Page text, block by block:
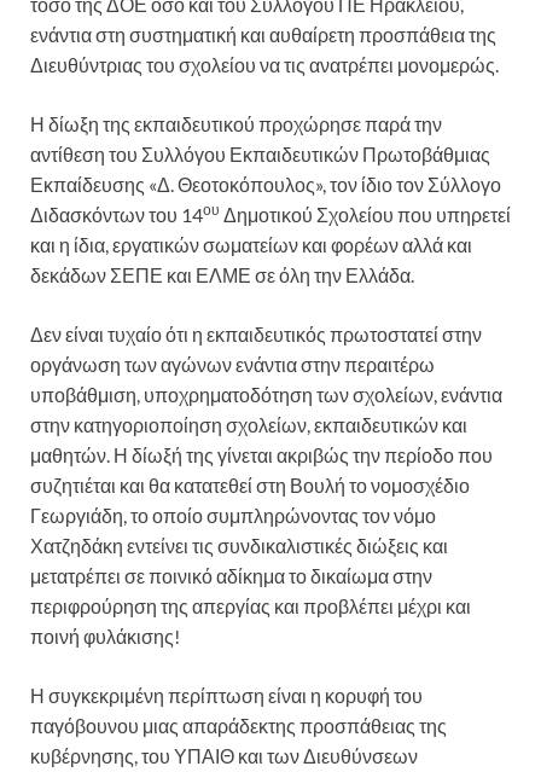
ενάντια στη συστηματική και αυθαίρετη προσπάθεια της
Διευθύντριας του σχολείου να τις ανατρέπει μονομερώς.
Η δίωξη της εκπαιδευτικού προχώρησε παρά την
αντίθεση του Συλλόγου Εκπαιδευτικών Πρωτοβάθμιας
Εκπαίδευσης «Δ. Θεοτοκόπουλος», τον ίδιο τον Σύλλογο
Διδασκόντων του 14ου Δημοτικού Σχολείου που υπηρετεί
και η ίδια, εργατικών σωματείων και φορέων αλλά και
δεκάδων ΣΕΠΕ και ΕΛΜΕ σε όλη την Ελλάδα.
Δεν είναι τυχαίο ότι η εκπαιδευτικός πρωτοστατεί στην
οργάνωση των αγώνων ενάντια στην περαιτέρω
υποβάθμιση, υποχρηματοδότηση των σχολείων, ενάντια
στην κατηγοριοποίηση σχολείων, εκπαιδευτικών και
μαθητών. Η δίωξή της γίνεται ακριβώς την περίοδο που
συζητιέται και θα κατατεθεί στη Βουλή το νομοσχέδιο
Γεωργιάδη, το οποίο συμπληρώνοντας τον νόμο
Χατζηδάκη εντείνει τις συνδικαλιστικές διώξεις και
μετατρέπει σε ποινικό αδίκημα το δικαίωμα στην
περιφρούρηση της απεργίας και προβλέπει μέχρι και
ποινή φυλάκισης!
Η συγκεκριμένη περίπτωση είναι η κορυφή του
παγόβουνου μιας απαράδεκτης προσπάθειας της
κυβέρνησης, του ΥΠΑΙΘ και των Διευθύνσεων